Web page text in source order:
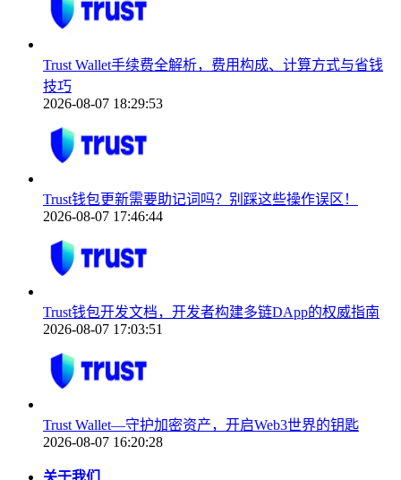
Trust Wallet手续费全解析，费用构成、计算方式与省钱
技巧
2026-08-07 18:29:53
Trust钱包更新需要助记词吗？别踩这些操作误区！
2026-08-07 17:46:44
Trust钱包开发文档，开发者构建多链DApp的权威指南
2026-08-07 17:03:51
Trust Wallet—守护加密资产，开启Web3世界的钥匙
2026-08-07 16:20:28
关于我们